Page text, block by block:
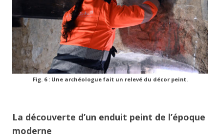
Fig. 6 : Une archéologue fait un relevé du décor peint.
La découverte d’un enduit peint de l’époque
moderne